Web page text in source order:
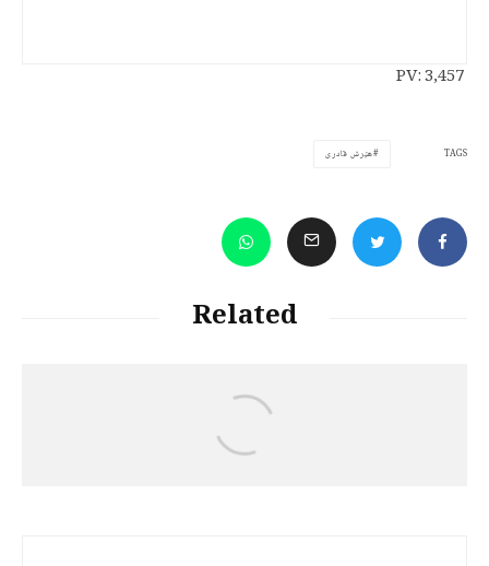
PV:3,457
TAGS هێرش قادری
Related
نقد گفتمان فلسفی مدرنیته: نیچه و گذار به